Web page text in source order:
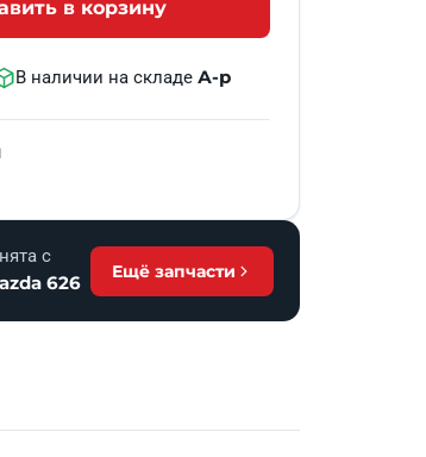
в корзину
В наличии на складеА-р
с
626
Ещё запчасти